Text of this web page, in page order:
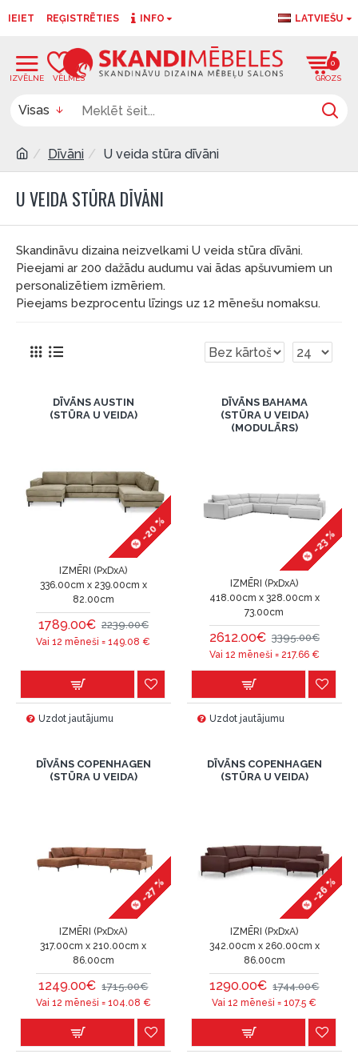
IEIET REĢISTRĒTIES INFO LATVIEŠU
0
Visas
Dīvāni U veida stūra dīvāni
U VEIDA STŪRA DĪVĀNI
Skandināvu dizaina neizvelkami U veida stūra dīvāni.
Pieejami ar 200 dažādu audumu vai ādas apšuvumiem un
personalizētiem izmēriem.
Pieejams bezprocentu līzings uz 12 mēnešu nomaksu.
DĪVĀNS AUSTIN
(STŪRA U VEIDA)
-20 %
IZMĒRI (PxDxA)
336.00cm x 239.00cm x
82.00cm
1789.00€ 2239.00€
Vai 12 mēneši =149.08 €
Uzdot jautājumu
DĪVĀNS BAHAMA
(STŪRA U VEIDA)
(MODULĀRS)
-23 %
IZMĒRI (PxDxA)
418.00cm x 328.00cm x
73.00cm
2612.00€ 3395.00€
Vai 12 mēneši = 217.66€
Uzdot jautājumu
DĪVĀNS COPENHAGEN
(STŪRA U VEIDA)
-27 %
IZMĒRI (PxDxA)
317.00cm x 210.00cm x
86.00cm
1249.00€ 1715.00€
Vai 12 mēneši = 104.08 €
DĪVĀNS COPENHAGEN
(STŪRA U VEIDA)
-26 %
IZMĒRI (PxDxA)
342.00cm x 260.00cm x
86.00cm
1290.00€ 1744.00€
Vai 12 mēneši =107.5 €